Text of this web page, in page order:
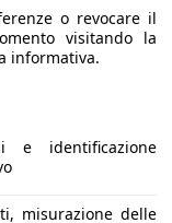
o revocare il
visitando la
informativa.
e identificazione
misurazione delle